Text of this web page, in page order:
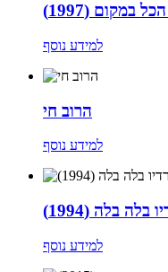
במקום (1997)
למידע נוסף
הרוב חי
למידע נוסף
בלה (1994)
למידע נוסף